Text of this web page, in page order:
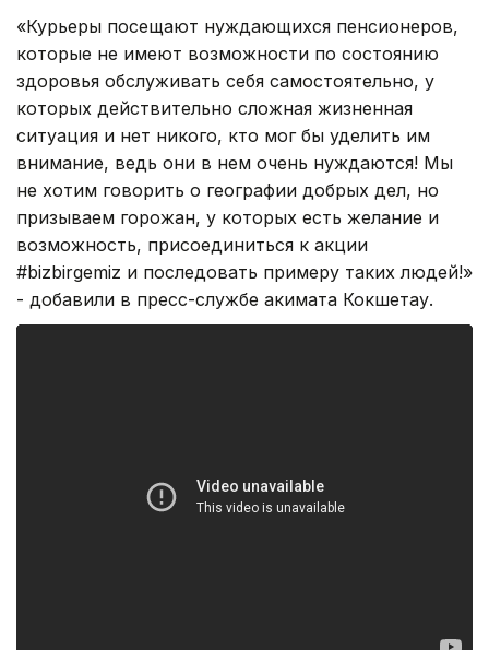
«Курьеры посещают нуждающихся пенсионеров,
которые не имеют возможности по состоянию
здоровья обслуживать себя самостоятельно, у
которых действительно сложная жизненная
ситуация и нет никого, кто мог бы уделить им
внимание, ведь они в нем очень нуждаются! Мы
не хотим говорить о географии добрых дел, но
призываем горожан, у которых есть желание и
возможность, присоединиться к акции
#bizbirgemiz и последовать примеру таких людей!»
- добавили в пресс-службе акимата Кокшетау.